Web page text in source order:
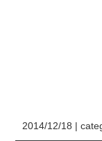
2014/12/18 |